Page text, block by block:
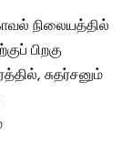
நிலையத்தில்
பிறகு
சுதர்சனும்